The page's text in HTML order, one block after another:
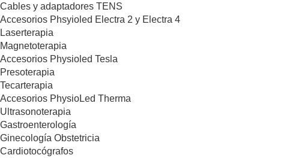
Cables y adaptadores TENS
Accesorios Phsyioled Electra 2 y Electra 4
Laserterapia
Magnetoterapia
Accesorios Physioled Tesla
Presoterapia
Tecarterapia
Accesorios PhysioLed Therma
Ultrasonoterapia
Gastroenterología
Ginecología Obstetricia
Cardiotocógrafos